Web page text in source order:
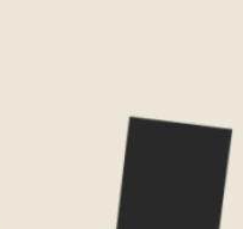
dit jouw droomreis,
wat je aanspreekt